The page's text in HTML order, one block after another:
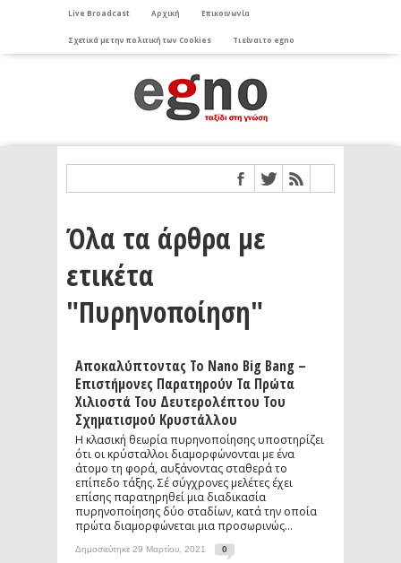
Live Broadcast Αρχική Επικοινωνία
Σχετικά με την πολιτική των Cookies Τι είναι το egno
Όλα τα άρθρα με
ετικέτα
"Πυρηνοποίηση"
Αποκαλύπτοντας Το Nano Big Bang –
Επιστήμονες Παρατηρούν Τα Πρώτα
Χιλιοστά Του Δευτερολέπτου Του
Σχηματισμού Κρυστάλλου
Η κλασική θεωρία πυρηνοποίησης υποστηρίζει
ότι οι κρύσταλλοι διαμορφώνονται με ένα
άτομο τη φορά, αυξάνοντας σταθερά το
επίπεδο τάξης. Σέ σύγχρονες μελέτες έχει
επίσης παρατηρηθεί μια διαδικασία
πυρηνοποίησης δύο σταδίων, κατά την οποία
πρώτα διαμορφώνεται μια προσωρινώς...
Δημοσιεύτηκε 29 Μαρτίου, 2021 0